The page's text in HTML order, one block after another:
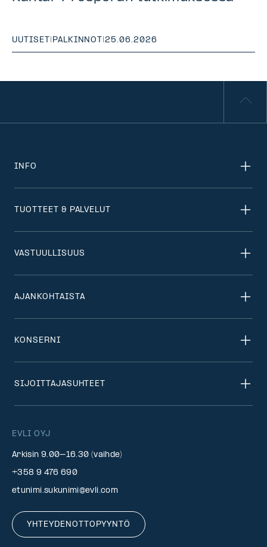
UUTISET | PALKINNOT |25.06.2026
EVLI OYJ
Arkisin 9.00–16.30 (vaihde)
+358 9 476 690
etunimi.sukunimi@evli.com
YHTEYDENOTTOPYYNTÖ
INFO
TUOTTEET & PALVELUT
VASTUULLISUUS
AJANKOHTAISTA
KONSERNI
SIJOITTAJASUHTEET